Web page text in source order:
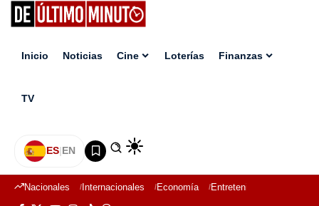
Inicio Noticias Cine Loterías Finanzas
TV
ES|EN
Nacionales Internacionales Economía Entretenimiento